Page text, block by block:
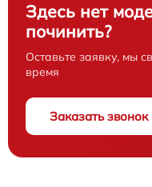
Здесь нет
починить?
Оставьте заявку, мы
время
Заказать звонок